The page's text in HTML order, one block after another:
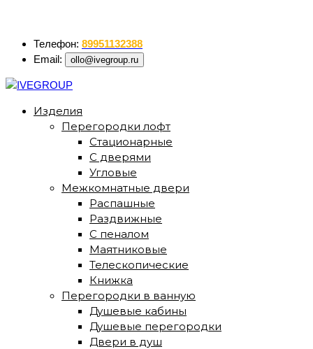
Телефон: 89951132388
Email:
ollo@ivegroup.ru
Изделия
Перегородки лофт
Стационарные
С дверями
Угловые
Межкомнатные двери
Распашные
Раздвижные
С пеналом
Маятниковые
Телескопические
Книжка
Перегородки в ванную
Душевые кабины
Душевые перегородки
Двери в душ